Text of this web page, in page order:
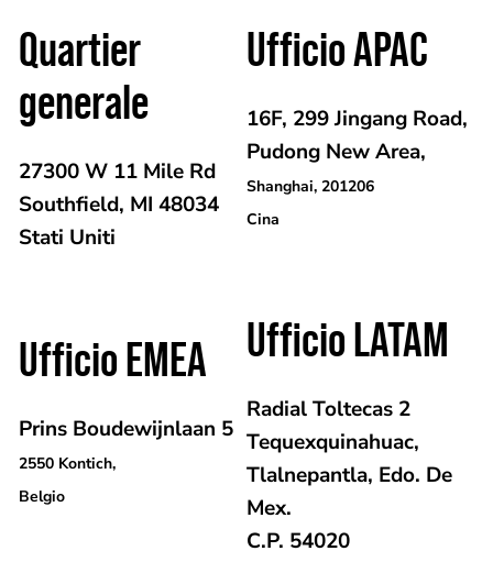
Quartier
generale
27300 W 11 Mile Rd
Southfield, MI 48034
Stati Uniti
Ufficio EMEA
Prins Boudewijnlaan 5
2550 Kontich,
Belgio
Ufficio APAC
16F, 299 Jingang Road,
Pudong New Area,
Shanghai, 201206
Cina
Ufficio LATAM
Radial Toltecas 2
Tequexquinahuac,
Tlalnepantla, Edo. De
Mex.
C.P. 54020